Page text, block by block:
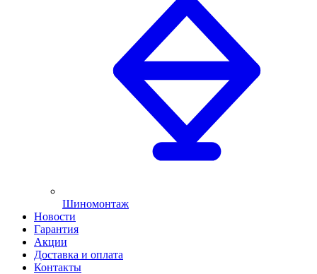
Шиномонтаж
Новости
Гарантия
Акции
Доставка и оплата
Контакты